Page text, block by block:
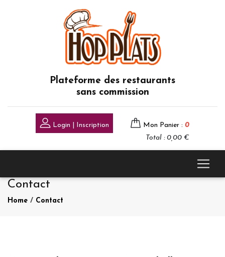
Plateforme des restaurants
sans commission
Login | Inscription Mon Panier : 0
Total : 0,00 €
Contact
Home / Contact